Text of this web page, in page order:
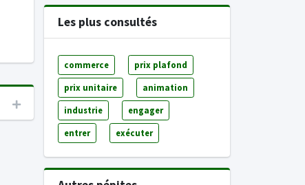
Les plus consultés
commerce prix plafond
prix unitaire animation
industrie engager
entrer exécuter